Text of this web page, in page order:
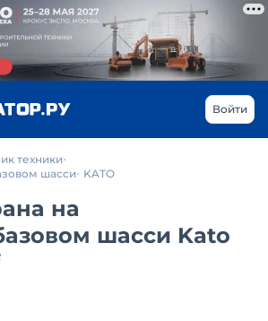
Войти
техники
шасси KATO
на
шасси Kato